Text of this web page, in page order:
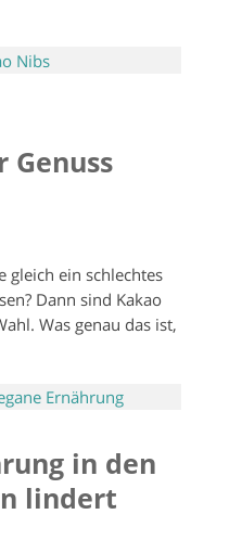
Genuss
gleich ein schlechtes
Dann sind Kakao
Was genau das ist,
in den
lindert